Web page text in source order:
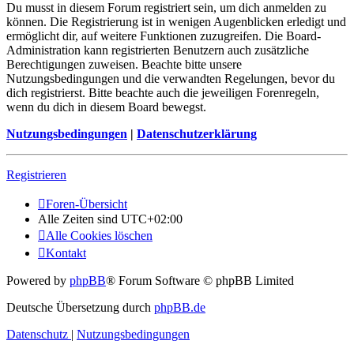
Du musst in diesem Forum registriert sein, um dich anmelden zu
können. Die Registrierung ist in wenigen Augenblicken erledigt und
ermöglicht dir, auf weitere Funktionen zuzugreifen. Die Board-
Administration kann registrierten Benutzern auch zusätzliche
Berechtigungen zuweisen. Beachte bitte unsere
Nutzungsbedingungen und die verwandten Regelungen, bevor du
dich registrierst. Bitte beachte auch die jeweiligen Forenregeln,
wenn du dich in diesem Board bewegst.
Nutzungsbedingungen | Datenschutzerklärung
Registrieren
Foren-Übersicht
Alle Zeiten sind UTC+02:00
Alle Cookies löschen
Kontakt
Powered by phpBB® Forum Software © phpBB Limited
Deutsche Übersetzung durch phpBB.de
Datenschutz | Nutzungsbedingungen